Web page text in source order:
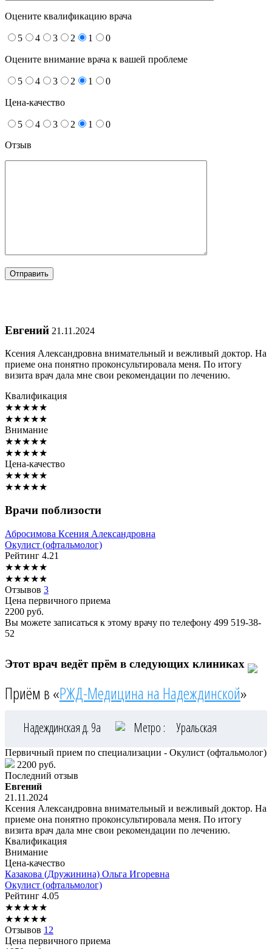
Оцените квалификацию врача
5 4 3 2 1 0
Оцените внимание врача к вашей проблеме
5 4 3 2 1 0
Цена-качество
5 4 3 2 1
0
Отзыв
Евгений 21.11.2024
Ксения Александровна внимательный и вежливый доктор. На
приеме она понятно проконсультировала меня. По итогу
визита врач дала мне свои рекомендации по лечению.
Квалификация
★★★★★
★★★★★
Внимание
★★★★★
★★★★★
Цена-качество
★★★★★
★★★★★
Врачи поблизости
Абросимова Ксения Александровна
Окулист (офтальмолог)
Рейтинг 4.21
★★★★★
★★★★★
Отзывов 3
Цена первичного приема
2200 руб.
Вы можете записаться к этому врачу по телефону 499 519-38-
52
Этот врач ведёт прём в следующих клиниках
Приём в «РЖД-Медицина на Надеждинской»
Надеждинская д. 9а Метро : Уральская
Первичный прием по специализации - Окулист (офтальмолог)
2200 руб.
Последний отзыв
Евгений
21.11.2024
Ксения Александровна внимательный и вежливый доктор. На
приеме она понятно проконсультировала меня. По итогу
визита врач дала мне свои рекомендации по лечению.
Квалификация
Внимание
Цена-качество
Казакова (Дружинина) Ольга Игоревна
Окулист (офтальмолог)
Рейтинг 4.05
★★★★★
★★★★★
Отзывов 12
Цена первичного приема